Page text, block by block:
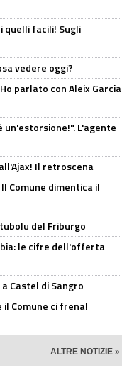
quelli facili! Sugli
vedere oggi?
parlato con Aleix Garcia
un'estorsione!". L'agente
Il retroscena
Comune dimentica il
del Friburgo
le cifre dell'offerta
Castel di Sangro
il Comune ci frena!
ALTRE NOTIZIE »